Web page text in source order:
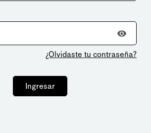
¿Olvidaste tu contraseña?
Ingresar